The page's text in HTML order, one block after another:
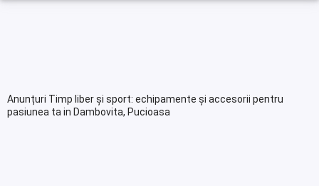
Anunțuri Timp liber și sport: echipamente și accesorii pentru
pasiunea ta in Dambovita, Pucioasa